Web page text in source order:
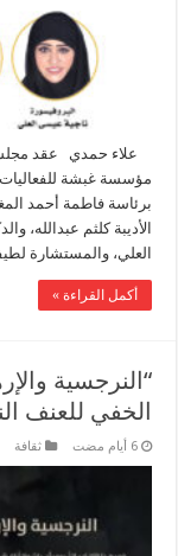
علاء حمدي عقد مجلس
مؤسسة غبشة
برئاسة فاطمة أحمد
الأديبة كلثم عبدالله،
العلي، والمستشارة
أكمل القراءة »
“النرجسية
الخفي للعنف
‏6 أيام مضت ثقافة